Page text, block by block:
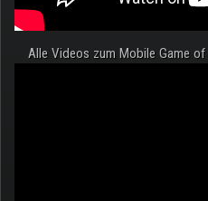
Alle Videos zum Mobile Game